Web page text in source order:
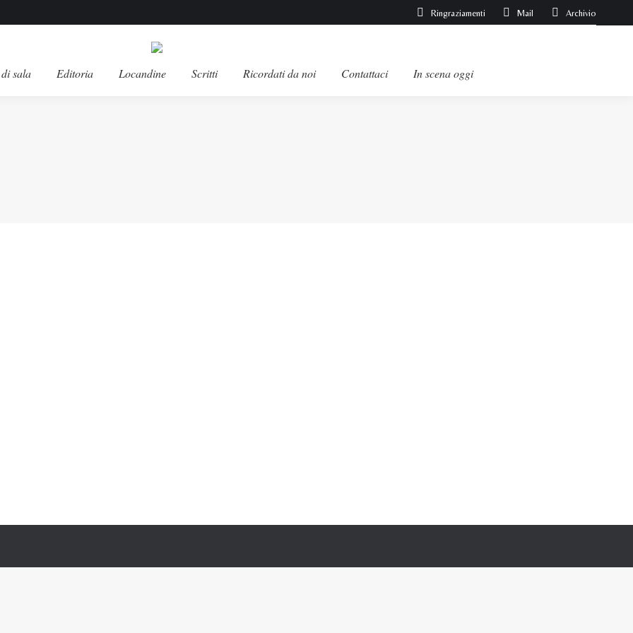
Ringraziamenti Mail Archivio
sala Editoria Locandine Scritti Ricordati da noi Contattaci In scena oggi